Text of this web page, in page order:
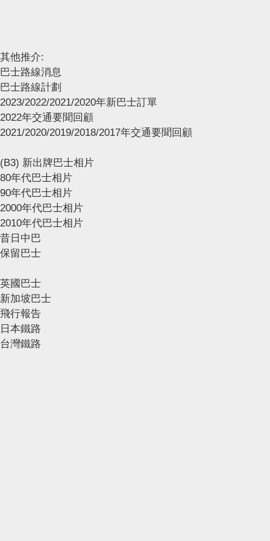
其他推介:
巴士路線消息
巴士路線計劃
2023/2022/2021/2020年新巴士訂單
2022年交通要聞回顧
2021/2020/2019/2018/2017年交通要聞回顧
(B3) 新出牌巴士相片
80年代巴士相片
90年代巴士相片
2000年代巴士相片
2010年代巴士相片
昔日中巴
保留巴士
英國巴士
新加坡巴士
飛行報告
日本鐵路
台灣鐵路